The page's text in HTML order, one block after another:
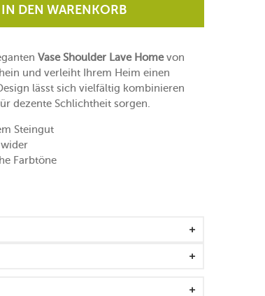
IN DEN WARENKORB
Vase Shoulder Lave Homevon
und verleiht Ihrem Heim einen
lässt sich vielfältig kombinieren
dezente Schlichtheit sorgen.
Steingut
Farbtöne